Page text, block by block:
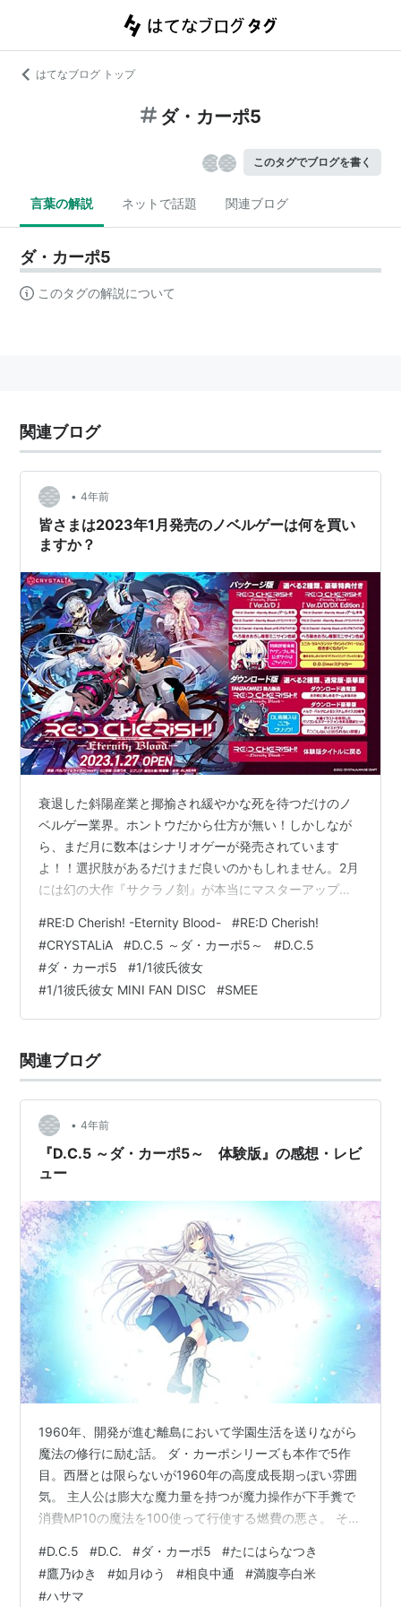
はてなブログ トップ
ダ・カーポ5
このタグでブログを書く
言葉の解説 ネットで話題 関連ブログ
ダ・カーポ5
このタグの解説について
関連ブログ
• 4年前
皆さまは2023年1月発売のノベルゲーは何を買い
ますか？
衰退した斜陽産業と揶揄され緩やかな死を待つだけのノ
ベルゲー業界。ホントウだから仕方が無い！しかしなが
ら、まだ月に数本はシナリオゲーが発売されています
よ！！選択肢があるだけまだ良いのかもしれません。2月
には幻の大作『サクラノ刻』が本当にマスターアップさ
いので2月末のまだ余裕ある時で本当に良かった)。また
個人的な課題として、ノベルゲーのライターの皆さまが
絶賛しているブルアカのシナリオに向き合わねばならな
いと思っています。文章が読めるのは幸せなことです。
さて、『サクラノ刻』や『ブルアカ』が話題の時世です
#RE:D Cherish! -Eternity Blood- #RE:D Cherish!
#CRYSTALiA #D.C.5 ～ダ・カーポ5～ #D.C.5
#ダ・カーポ5 #1/1彼氏彼女
#1/1彼氏彼女 MINI FAN DISC #SMEE
関連ブログ
• 4年前
『D.C.5 ～ダ・カーポ5～ 体験版』の感想・レビ
ュー
1960年、開発が進む離島において学園生活を送りながら
魔法の修行に励む話。 ダ・カーポシリーズも本作で5作
目。西暦とは限らないが1960年の高度成長期っぽい雰囲
気。 主人公は膨大な魔力量を持つが魔力操作が下手糞で
消費MP10の魔法を100使って行使する燃費の悪さ。 その
少女に指導を請う日々を過ごしていた。 学園生活パート
はいつもの如く杉並が健在であり様々なイベントを起し
て馬鹿をやっていく。 体験版では学食の追加メニューを
#D.C.5 #D.C. #ダ・カーポ5 #たにはらなつき
#鷹乃ゆき #如月ゆう #相良中通 #満腹亭白米
#ハサマ